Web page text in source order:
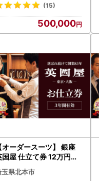
(15)
500,000
オーダースーツ】 銀座
国屋 仕立て券 12万円分
自身用包装| ビジネスス
ツ メンズ
玉県北本市